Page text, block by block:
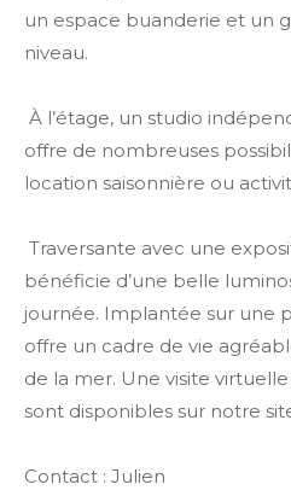
un espace buanderie et un
niveau.
À l’étage, un studio
offre de nombreuses
location saisonnière ou
Traversante avec une
bénéficie d’une belle
journée. Implantée sur une
offre un cadre de vie
de la mer. Une visite
sont disponibles sur notre
Contact : Julien